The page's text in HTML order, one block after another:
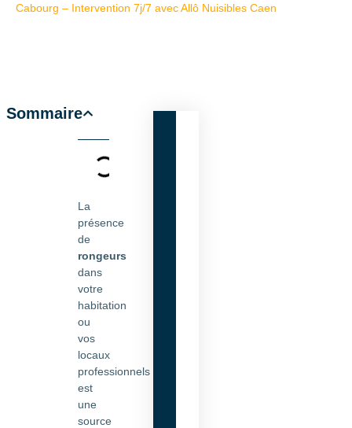
Cabourg – Intervention 7j/7 avec Allô Nuisibles Caen
Sommaire
La
présence
de
rongeurs
dans
votre
habitation
ou
vos
locaux
professionnels
est
une
source